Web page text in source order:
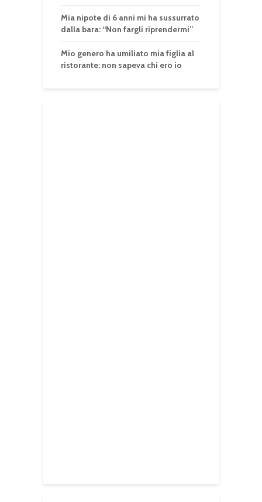
Mia nipote di 6 anni mi ha sussurrato
dalla bara: “Non fargli riprendermi”
Mio genero ha umiliato mia figlia al
ristorante: non sapeva chi ero io